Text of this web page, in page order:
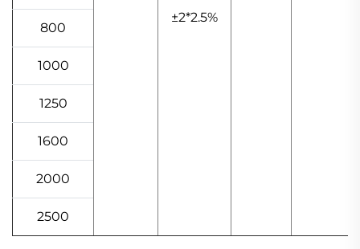
±2*2.5%
800
1000
1250
1600
2000
2500